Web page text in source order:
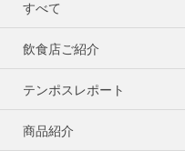
すべて
飲食店ご紹介
テンポスレポート
商品紹介